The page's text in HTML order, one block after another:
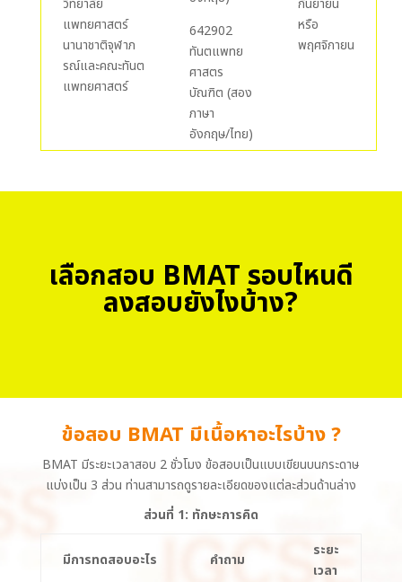
วิทยาลัย
แพทยศาสตร์
นานาชาติจุฬาภ
รณ์และคณะทันต
แพทยศาสตร์
642902
ทันตแพทย
ศาสตร
บัณฑิต (สอง
ภาษา
อังกฤษ/ไทย)
กันยายน
หรือ
พฤศจิกายน
เลือกสอบ BMAT รอบไหนดี
ลงสอบยังไงบ้าง?
ข้อสอบ BMAT มีเนื้อหาอะไรบ้าง ?
BMAT มีระยะเวลาสอบ 2 ชั่วโมง ข้อสอบเป็นแบบเขียนบนกระดาษ
แบ่งเป็น 3 ส่วน ท่านสามารถดูรายละเอียดของแต่ละส่วนด้านล่าง
ส่วนที่ 1: ทักษะการคิด
มีการทดสอบอะไร คำถาม
ระยะ
เวลา